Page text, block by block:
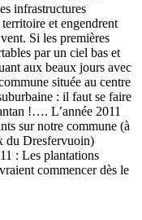
infrastructures
et engendrent
Si les premières
par un ciel bas et
aux beaux jours avec
située au centre
: il faut se faire
!…. L’année 2011
sur notre commune (à
du Dresfervuoin)
: Les plantations
commencer dès le